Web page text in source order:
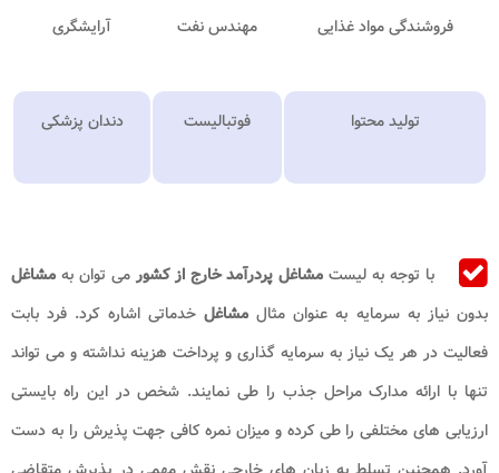
فروشندگی مواد غذایی مهندس نفت آرایشگری
تولید محتوا فوتبالیست دندان پزشکی
با توجه به لیست مشاغل پردرآمد خارج از کشورمی توان به مشاغل
بدون نیاز به سرمایه به عنوان مثالمشاغلخدماتی اشاره کرد. فرد بابت
فعالیت در هر یک نیاز به سرمایه گذاری و پرداخت هزینه نداشته و می تواند
تنها با ارائه مدارک مراحل جذب را طی نمایند. شخص در این راه بایستی
ارزیابی های مختلفی را طی کرده و میزان نمره کافی جهت پذیرش را به دست